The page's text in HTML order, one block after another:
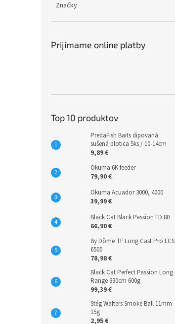
Značky
Prijímame online platby
Top 10 produktov
PredaFish Baits dipovaná
sušená plotica 5ks / 10-14cm
9,89 €
Okuma 6K feeder
79,90 €
Okuma Acuador 3000, 4000
39,99 €
Black Cat Black Passion FD 80
66,90 €
By Döme TF Long Cast Pro LCS
6500
78,98 €
Black Cat Perfect Passion Long
Range 330cm 600g
99,39 €
Stég Wafters Smoke Ball 11mm
15g
2,95 €